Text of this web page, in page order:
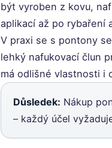
být vyroben z kovu,
aplikací až po rybaření
V praxi se s pontony
lehký nafukovací člun
má odlišné vlastnosti i
Důsledek: Nákup
– každý účel